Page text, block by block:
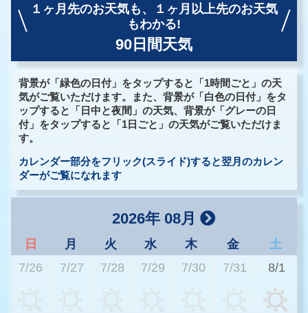
１ヶ月先のお天気も、
１ヶ月以上先のお天気
もわかる!
90日間天気
背景が「緑色の日付」をタップすると「1時間ごと」の天
気がご覧いただけます。また、背景が「白色の日付」をタ
ップすると「日中と夜間」の天気、背景が「グレーの日
付」をタップすると「1日ごと」の天気がご覧いただけま
す。
カレンダー部分をフリック(スライド)すると翌月のカレン
ダーがご覧になれます
2026年 08月
日 月 火 水 木 金
土
7/26
7/27 7/28 7/29 7/30 7/31 8/1